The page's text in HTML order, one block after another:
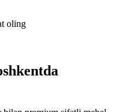
oling